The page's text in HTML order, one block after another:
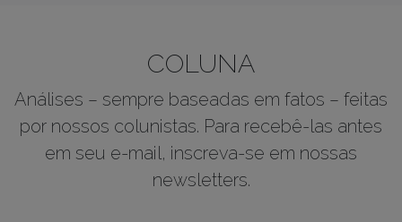
COLUNA
Análises – sempre baseadas em fatos – feitas
por nossos colunistas. Para recebê-las antes
em seu e-mail, inscreva-se em nossas
newsletters.